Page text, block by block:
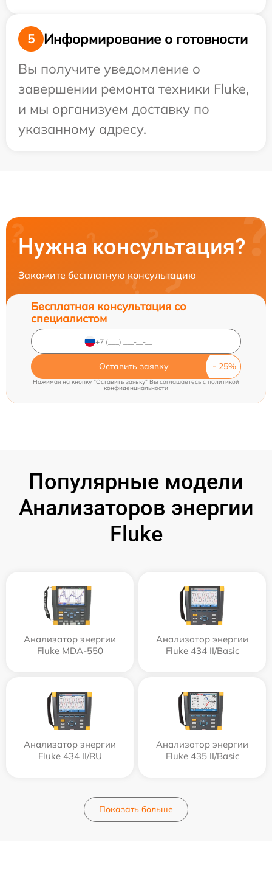
5
Информирование о готовности
Вы получите уведомление о
завершении ремонта техники Fluke,
и мы организуем доставку по
указанному адресу.
Нужна консультация?
Закажите бесплатную консультацию
Бесплатная консультация со
специалистом
Оставить заявку
Нажимая на кнопку "Оставить заявку" Вы соглашаетесь cполитикой
конфиденциальности
Популярные модели
Анализаторов энергии
Fluke
Анализатор энергии
Fluke MDA-550
Анализатор энергии
Fluke 434 II/Basic
Анализатор энергии
Fluke 434 II/RU
Анализатор энергии
Fluke 435 II/Basic
Показать больше